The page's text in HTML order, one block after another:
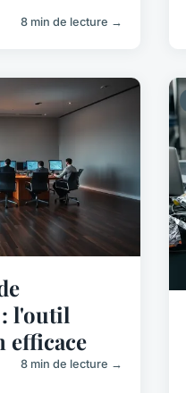
8 min de lecture →
l'outil
efficace
8 min de lecture →